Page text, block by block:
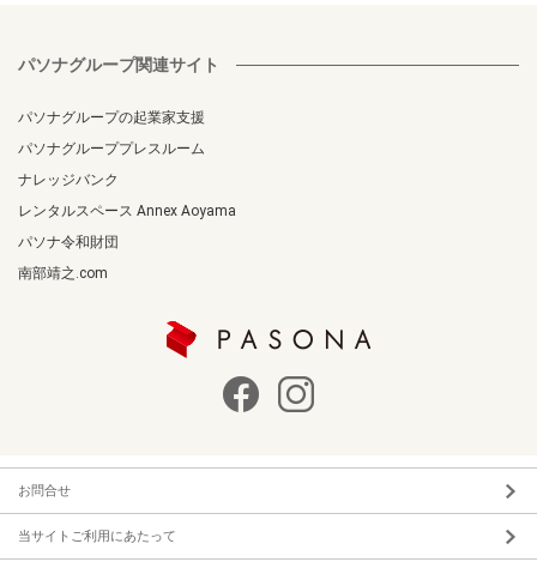
パソナグループ関連サイト
パソナグループの起業家支援
パソナグループプレスルーム
ナレッジバンク
レンタルスペース Annex Aoyama
パソナ令和財団
南部靖之.com
お問合せ
当サイトご利用にあたって